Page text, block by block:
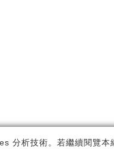
分析技術。若繼續閱覽